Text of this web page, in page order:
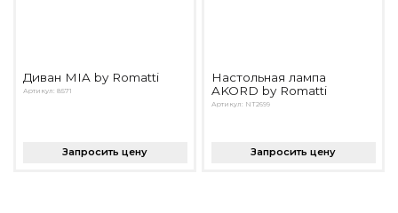
Диван MIA by Romatti
Артикул: 8571
Запросить цену
Настольная лампа
AKORD by Romatti
Артикул: NT2699
Запросить цену